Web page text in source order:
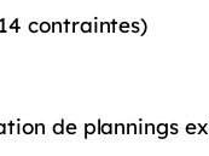
contraintes)
de plannings